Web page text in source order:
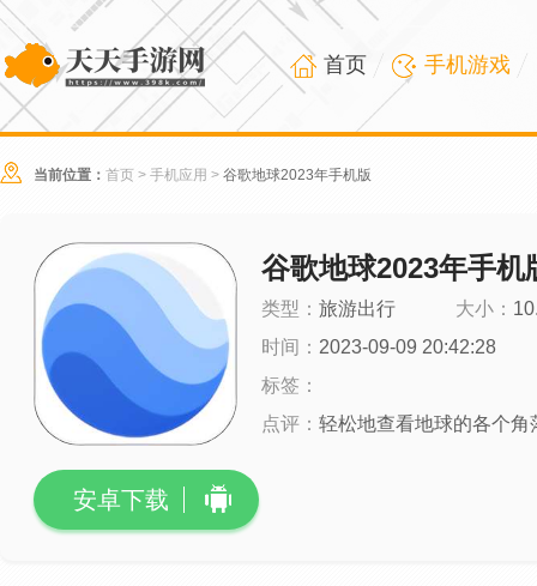
首页 手机游戏
当前位置： 首页 > 手机应用 > 谷歌地球2023年手机版
谷歌地球2023年手机
类型： 旅游出行 大小：
时间： 2023-09-09 20:42:28
标签：
点评： 轻松地查看地球的各个角
安卓下载